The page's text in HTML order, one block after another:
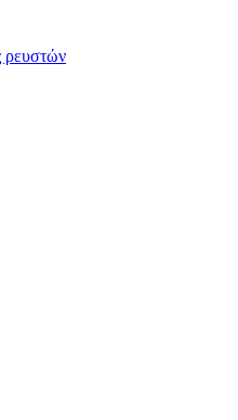
ρευστών